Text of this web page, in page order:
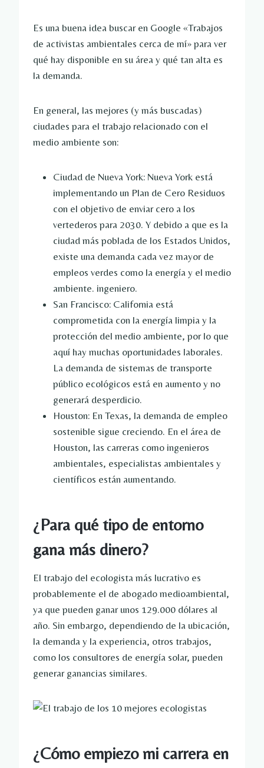
Es una buena idea buscar en Google «Trabajos
de activistas ambientales cerca de mí» para ver
qué hay disponible en su área y qué tan alta es
la demanda.
En general, las mejores (y más buscadas)
ciudades para el trabajo relacionado con el
medio ambiente son:
Ciudad de Nueva York: Nueva York está
implementando un Plan de Cero Residuos
con el objetivo de enviar cero a los
vertederos para 2030. Y debido a que es la
ciudad más poblada de los Estados Unidos,
existe una demanda cada vez mayor de
empleos verdes como la energía y el medio
ambiente. ingeniero.
San Francisco: California está
comprometida con la energía limpia y la
protección del medio ambiente, por lo que
aquí hay muchas oportunidades laborales.
La demanda de sistemas de transporte
público ecológicos está en aumento y no
generará desperdicio.
Houston: En Texas, la demanda de empleo
sostenible sigue creciendo. En el área de
Houston, las carreras como ingenieros
ambientales, especialistas ambientales y
científicos están aumentando.
¿Para qué tipo de entorno
gana más dinero?
El trabajo del ecologista más lucrativo es
probablemente el de abogado medioambiental,
ya que pueden ganar unos 129.000 dólares al
año. Sin embargo, dependiendo de la ubicación,
la demanda y la experiencia, otros trabajos,
como los consultores de energía solar, pueden
generar ganancias similares.
¿Cómo empiezo mi carrera en